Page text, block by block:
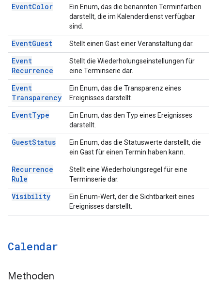
EventColor
Ein Enum, das die benannten Terminfarben
darstellt, die im Kalenderdienst verfügbar
sind.
EventGuest Stellt einen Gast einer Veranstaltung dar.
Event
Recurrence
Stellt die Wiederholungseinstellungen für
eine Terminserie dar.
Event
Transparency
Ein Enum, das die Transparenz eines
Ereignisses darstellt.
EventType
Ein Enum, das den Typ eines Ereignisses
darstellt.
GuestStatus
Ein Enum, das die Statuswerte darstellt, die
ein Gast für einen Termin haben kann.
Recurrence
Rule
Stellt eine Wiederholungsregel für eine
Terminserie dar.
Visibility
Ein Enum-Wert, der die Sichtbarkeit eines
Ereignisses darstellt.
Calendar
Methoden